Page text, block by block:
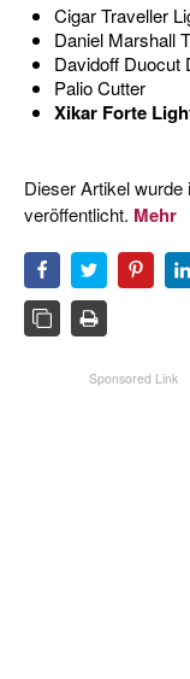
Cigar Traveller
Daniel Marshall
Davidoff Duocut
Palio Cutter
Xikar Forte
Dieser Artikel wurde
veröffentlicht. Mehr